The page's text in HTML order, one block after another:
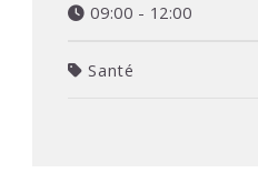
09:00 - 12:00
Santé